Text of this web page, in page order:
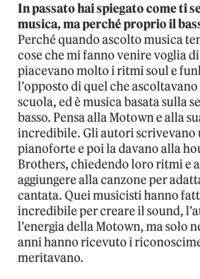
In passato hai spiegato come ti
musica, ma perché proprio il
Perché quando ascolto musica
cose che mi fanno venire voglia
piacevano molto i ritmi soul e
l’opposto di quel che
scuola, ed è musica basata sulla
basso. Pensa alla Motown e alla
incredibile. Gli autori scrivevano
pianoforte e poi la davano alla
Brothers, chiedendo loro ritmi e
aggiungere alla canzone per
cantata. Quei musicisti hanno
incredibile per creare il sound,
l’energia della Motown, ma solo
anni hanno ricevuto i
meritavano.